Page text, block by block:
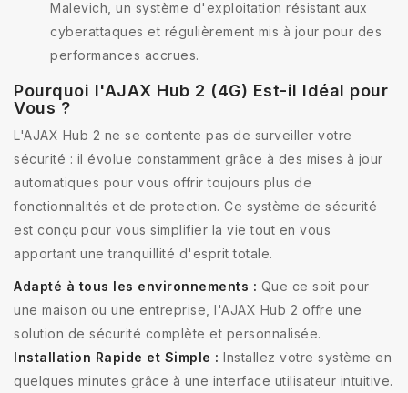
Malevich, un système d'exploitation résistant aux
cyberattaques et régulièrement mis à jour pour des
performances accrues.
Pourquoi l'AJAX Hub 2 (4G) Est-il Idéal pour
Vous ?
L'AJAX Hub 2 ne se contente pas de surveiller votre
sécurité : il évolue constamment grâce à des mises à jour
automatiques pour vous offrir toujours plus de
fonctionnalités et de protection. Ce système de sécurité
est conçu pour vous simplifier la vie tout en vous
apportant une tranquillité d'esprit totale.
Adapté à tous les environnements : Que ce soit pour
une maison ou une entreprise, l'AJAX Hub 2 offre une
solution de sécurité complète et personnalisée.
Installation Rapide et Simple : Installez votre système en
quelques minutes grâce à une interface utilisateur intuitive.